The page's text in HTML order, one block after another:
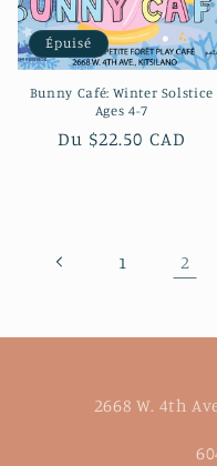
Épuisé
Bunny Café: Winter Solstice
Ages 4-7
Prix
Du $22.50 CAD
1 2
2668 W. 4th